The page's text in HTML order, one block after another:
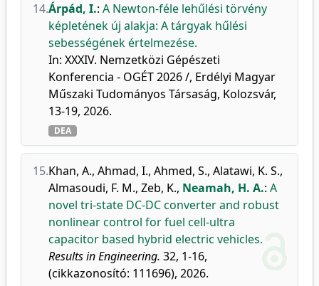
14.Árpád, I.: A Newton-féle lehűlési törvény
képletének új alakja: A tárgyak hűlési
sebességének értelmezése.
In: XXXIV. Nemzetközi Gépészeti
Konferencia - OGÉT 2026 /, Erdélyi Magyar
Műszaki Tudományos Társaság, Kolozsvár,
13-19, 2026.
DEA
15.Khan, A., Ahmad, I., Ahmed, S., Alatawi, K. S.,
Almasoudi, F. M., Zeb, K., Neamah, H. A.: A
novel tri-state DC-DC converter and robust
nonlinear control for fuel cell-ultra
capacitor based hybrid electric vehicles.
Results in Engineering. 32, 1-16,
(cikkazonosító: 111696), 2026.